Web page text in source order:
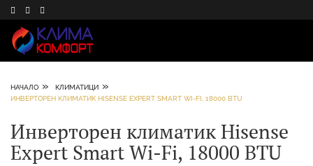
НАЧАЛО » КЛИМАТИЦИ »
ИНВЕРТОРЕН КЛИМАТИК HISENSE EXPERT SMART WI-FI, 18000 BTU
Инверторен климатик Hisense
Expert Smart Wi-Fi, 18000 BTU